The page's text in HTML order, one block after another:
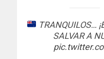
TRANQUILOS…
SALVAR A